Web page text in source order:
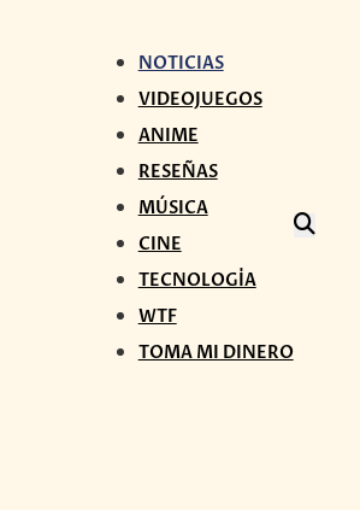
NOTICIAS
VIDEOJUEGOS
ANIME
RESEÑAS
MÚSICA
CINE
TECNOLOGÍA
WTF
TOMA MI DINERO